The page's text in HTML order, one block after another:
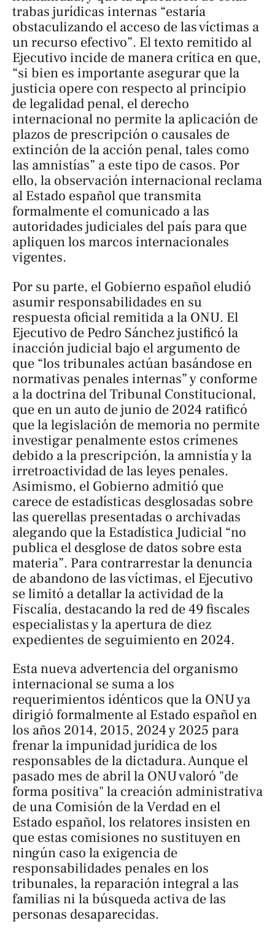
trabas jurídicas internas “estaría
obstaculizando el acceso de las víctimas a
un recurso efectivo”. El texto remitido al
Ejecutivo incide de manera crítica en que,
“si bien es importante asegurar que la
justicia opere con respecto al principio
de legalidad penal, el derecho
internacional no permite la aplicación de
plazos de prescripción o causales de
extinción de la acción penal, tales como
las amnistías” a este tipo de casos. Por
ello, la observación internacional reclama
al Estado español que transmita
formalmente el comunicado a las
autoridades judiciales del país para que
apliquen los marcos internacionales
vigentes.
Por su parte, el Gobierno español eludió
asumir responsabilidades en su
respuesta oficial remitida a la ONU. El
Ejecutivo de Pedro Sánchez justificó la
inacción judicial bajo el argumento de
que “los tribunales actúan basándose en
normativas penales internas” y conforme
a la doctrina del Tribunal Constitucional,
que en un auto de junio de 2024 ratificó
que la legislación de memoria no permite
investigar penalmente estos crímenes
debido a la prescripción, la amnistía y la
irretroactividad de las leyes penales.
Asimismo, el Gobierno admitió que
carece de estadísticas desglosadas sobre
las querellas presentadas o archivadas
alegando que la Estadística Judicial “no
publica el desglose de datos sobre esta
materia”. Para contrarrestar la denuncia
de abandono de las víctimas, el Ejecutivo
se limitó a detallar la actividad de la
Fiscalía, destacando la red de 49 fiscales
especialistas y la apertura de diez
expedientes de seguimiento en 2024.
Esta nueva advertencia del organismo
internacional se suma a los
requerimientos idénticos que la ONU ya
dirigió formalmente al Estado español en
los años 2014, 2015, 2024 y 2025 para
frenar la impunidad jurídica de los
responsables de la dictadura. Aunque el
pasado mes de abril la ONU valoró "de
forma positiva" la creación administrativa
de una Comisión de la Verdad en el
Estado español, los relatores insisten en
que estas comisiones no sustituyen en
ningún caso la exigencia de
responsabilidades penales en los
tribunales, la reparación integral a las
familias ni la búsqueda activa de las
personas desaparecidas.